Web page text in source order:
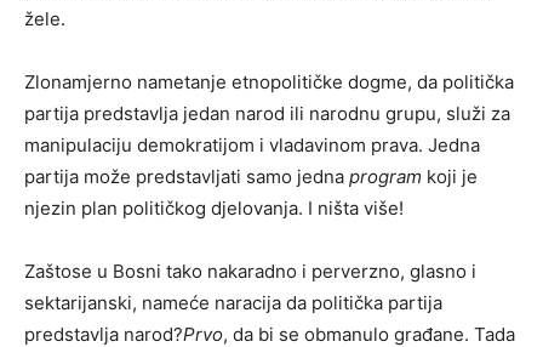
žele.
Zlonamjerno nametanje etnopolitičke dogme, da politička
partija predstavlja jedan narod ili narodnu grupu, služi za
manipulaciju demokratijom i vladavinom prava. Jedna
partija može predstavljati samo jedna program koji je
njezin plan političkog djelovanja. I ništa više!
Zaštose u Bosni tako nakaradno i perverzno, glasno i
sektarijanski, nameće naracija da politička partija
predstavlja narod?Prvo, da bi se obmanulo građane. Tada